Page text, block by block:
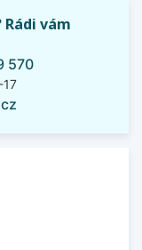
vám
570
17